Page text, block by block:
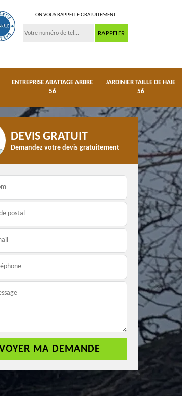
ON VOUS RAPPELLE GRATUITEMENT
ENTREPRISE ABATTAGE ARBRE
56
JARDINIER TAILLE DE HAIE
56
haie 56
Entreprise abattage
arbre 56
DEVIS GRATUIT
Demandez votre devis gratuitement